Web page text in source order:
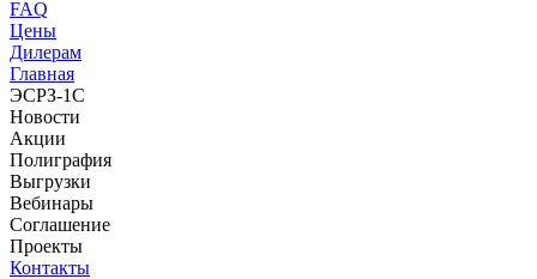
FAQ
Цены
Дилерам
Главная
ЭСРЗ-1С
Новости
Акции
Полиграфия
Выгрузки
Вебинары
Соглашение
Проекты
Контакты